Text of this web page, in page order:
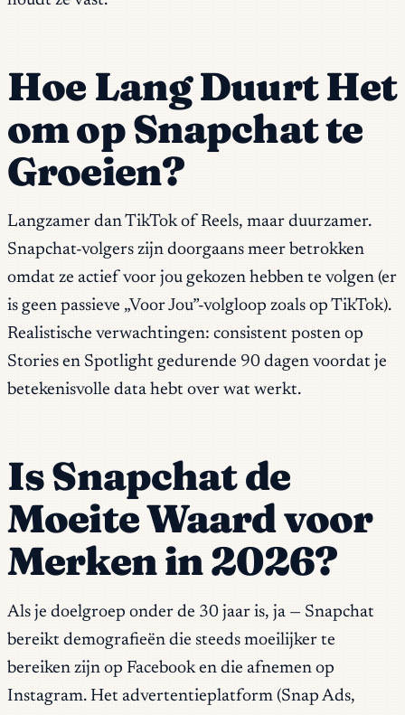
Hoe Lang Duurt Het
om op Snapchat te
Groeien?
Langzamer dan TikTok of Reels, maar duurzamer.
Snapchat-volgers zijn doorgaans meer betrokken
omdat ze actief voor jou gekozen hebben te volgen (er
is geen passieve „Voor Jou”-volgloop zoals op TikTok).
Realistische verwachtingen: consistent posten op
Stories en Spotlight gedurende 90 dagen voordat je
betekenisvolle data hebt over wat werkt.
Is Snapchat de
Moeite Waard voor
Merken in 2026?
Als je doelgroep onder de 30 jaar is, ja — Snapchat
bereikt demografieën die steeds moeilijker te
bereiken zijn op Facebook en die afnemen op
Instagram. Het advertentieplatform (Snap Ads,